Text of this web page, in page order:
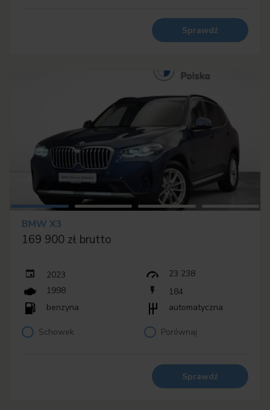
Sprawdź
BMW X3
169 900 zł brutto
2023
23 238
1998
184
benzyna
automatyczna
Schowek Porównaj
Sprawdź